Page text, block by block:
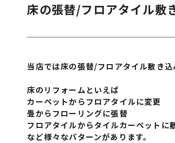
床の張替/フロアタイル敷
当店では床の張替/フロアタイル敷き
床のリフォームといえば
カーペットからフロアタイルに変更
畳からフローリングに張替
フロアタイルからタイルカーペットに
など様々なパターンがあります。